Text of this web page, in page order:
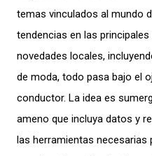
temas vinculados al mundo
tendencias en las
novedades locales,
de moda, todo pasa bajo el
conductor. La idea es
ameno que incluya datos y
las herramientas necesarias